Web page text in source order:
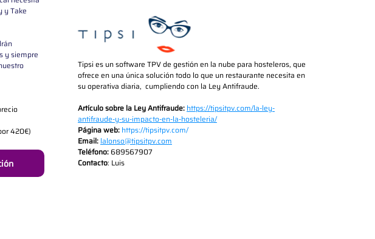
y Take
y siempre
420€)
Tipsi es un software TPV de gestión en la nube para hosteleros, que
ofrece en una única solución todo lo que un restaurante necesita en
su operativa diaria,  cumpliendo con la Ley Antifraude.
Artículo sobre la Ley Antifraude: https://tipsitpv.com/la-ley-
antifraude-y-su-impacto-en-la-hosteleria/
Página web: https://tipsitpv.com/
Email: lalonso@tipsitpv.com
Teléfono: 689567907
Contacto: Luis